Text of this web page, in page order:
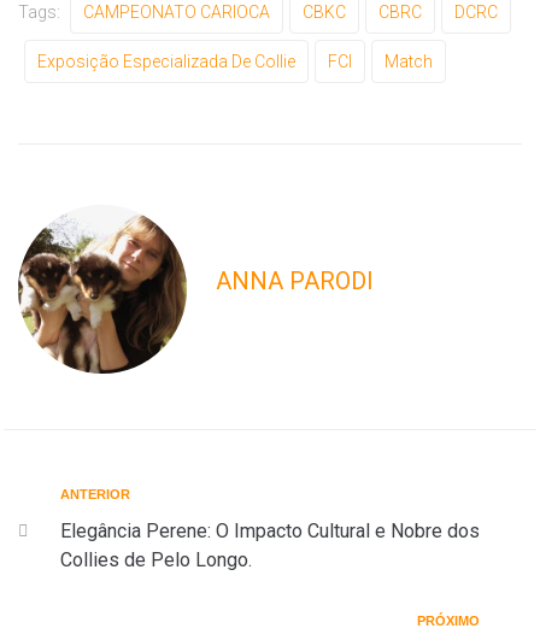
Tags: CAMPEONATO CARIOCA CBKC CBRC DCRC
Exposição Especializada De Collie FCI Match
ANNA PARODI
ANTERIOR
Elegância Perene: O Impacto Cultural e Nobre dos
Collies de Pelo Longo.
PRÓXIMO